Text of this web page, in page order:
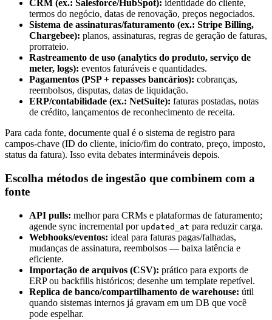
CRM (ex.: Salesforce/HubSpot): identidade do cliente,
termos do negócio, datas de renovação, preços negociados.
Sistema de assinaturas/faturamento (ex.: Stripe Billing,
Chargebee): planos, assinaturas, regras de geração de faturas,
prorrateio.
Rastreamento de uso (analytics do produto, serviço de
meter, logs): eventos faturáveis e quantidades.
Pagamentos (PSP + repasses bancários): cobranças,
reembolsos, disputas, datas de liquidação.
ERP/contabilidade (ex.: NetSuite): faturas postadas, notas
de crédito, lançamentos de reconhecimento de receita.
Para cada fonte, documente qual é o sistema de registro para
campos-chave (ID do cliente, início/fim do contrato, preço, imposto,
status da fatura). Isso evita debates intermináveis depois.
Escolha métodos de ingestão que combinem com a
fonte
API pulls: melhor para CRMs e plataformas de faturamento;
agende sync incremental por updated_at para reduzir carga.
Webhooks/eventos: ideal para faturas pagas/falhadas,
mudanças de assinatura, reembolsos — baixa latência e
eficiente.
Importação de arquivos (CSV): prático para exports de
ERP ou backfills históricos; desenhe um template repetível.
Replica de banco/compartilhamento de warehouse: útil
quando sistemas internos já gravam em um DB que você
pode espelhar.